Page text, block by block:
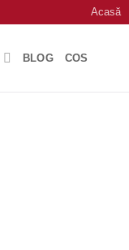
Acasă
BLOG COS